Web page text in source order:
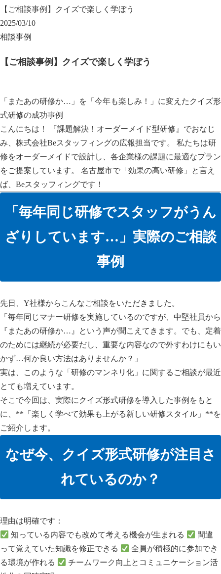
【ご相談事例】クイズで楽しく学ぼう
2025/03/10
相談事例
【ご相談事例】クイズで楽しく学ぼう
「またあの研修か…」を「今年も楽しみ！」に変えたクイズ形
式研修の成功事例
こんにちは！ 『課題解決！オーダーメイド型研修』でおなじ
み、株式会社Beスタッフィングの広報担当です。 私たちは研
修をオーダーメイドで設計し、各企業様の課題に最適なプラン
をご提案しています。 名古屋市で「効果の高い研修」と言え
ば、Beスタッフィングです！
「毎年同じ研修でスタッフがうん
ざりしています…」実際のご相談
事例
先日、Y社様からこんなご相談をいただきました。
「毎年同じマナー研修を実施しているのですが、中堅社員から
『またあの研修か…』という声が聞こえてきます。でも、定着
のためには継続が必要だし、重要な内容なので外すわけにもい
かず…何か良い方法はありませんか？」
実は、このような「研修のマンネリ化」に関するご相談が最近
とても増えています。
そこで今回は、実際にクイズ形式研修を導入した事例をもと
に、**「楽しく学べて効果も上がる新しい研修スタイル」**を
ご紹介します。
なぜ今、クイズ形式研修が注目さ
れているのか？
理由は明確です：
知っている内容でも改めて考える機会が生まれる
間違
って覚えていた知識を修正できる
全員が積極的に参加でき
る環境が作れる
チームワーク向上とコミュニケーション活